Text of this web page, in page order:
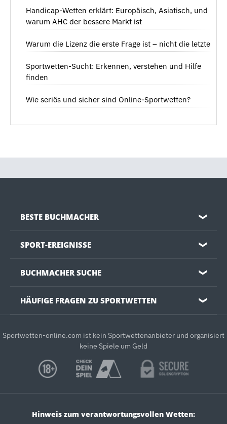
Handicap-Wetten erklärt: Europäisch, Asiatisch, und
warum AHC der bessere Markt ist
Warum die Lizenz die erste Frage ist – nicht die letzte
Sportwetten-Sucht: Erkennen, verstehen und Hilfe
finden
Wie seriös und sicher sind Online-Sportwetten?
BESTE BUCHMACHER ❯
SPORT-EREIGNISSE ❯
BUCHMACHER SUCHE ❯
HÄUFIGE FRAGEN ZU SPORTWETTEN ❯
Sportwetten-online.com ist kein Sportwettenanbieter und organisiert
keine Spiele um Geld
Hinweis zum verantwortungsvollen Wetten: